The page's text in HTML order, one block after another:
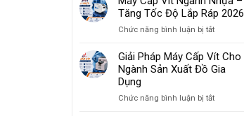
Tăng Tốc Độ Lắp Ráp 2026
Chức năng bình luận bị tắtở
Cấp
Vít
–
Giải Pháp Máy Cấp Vít Cho
Ngành Sản Xuất Đồ Gia
Dụng
Chức năng bình luận bị tắtở